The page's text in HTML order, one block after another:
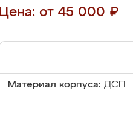
Цена: от 45 000 ₽
Материал корпуса: ДСП